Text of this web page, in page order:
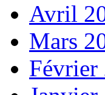
Avril
Mars
Février